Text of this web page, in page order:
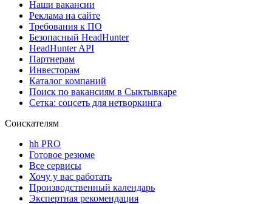
Наши вакансии
Реклама на сайте
Требования к ПО
Безопасный HeadHunter
HeadHunter API
Партнерам
Инвесторам
Каталог компаний
Поиск по вакансиям в Сыктывкаре
Сетка: соцсеть для нетворкинга
Соискателям
hh PRO
Готовое резюме
Все сервисы
Хочу у вас работать
Производственный календарь
Экспертная рекомендация